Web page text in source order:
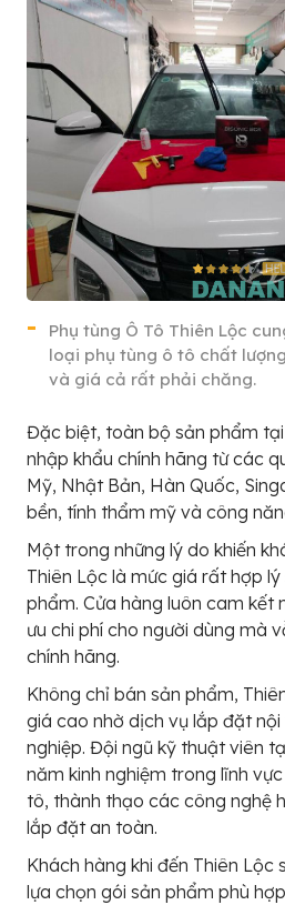
Phụ tùng Ô Tô Thiên Lộc
loại phụ tùng ô tô chất
và giá cả rất phải chăng.
Đặc biệt, toàn bộ sản phẩm
nhập khẩu chính hãng từ các
Mỹ, Nhật Bản, Hàn Quốc,
bền, tính thẩm mỹ và công
Một trong những lý do khiến
Thiên Lộc là mức giá rất hợp
phẩm. Cửa hàng luôn cam kết
ưu chi phí cho người dùng mà
chính hãng.
Không chỉ bán sản phẩm,
giá cao nhờ dịch vụ lắp đặt
nghiệp. Đội ngũ kỹ thuật viên
năm kinh nghiệm trong lĩnh
tô, thành thạo các công nghệ
lắp đặt an toàn.
Khách hàng khi đến Thiên Lộc
lựa chọn gói sản phẩm phù